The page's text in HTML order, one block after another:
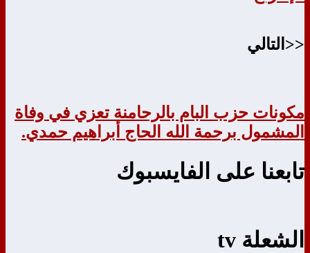
<<التالي
مكونات حزب البام بالرحامنة تعزي في وفاة
المشمول برحمة الله الحاج أبراهيم حمدي.
تابعنا على الفايسبوك
الشعلة tv